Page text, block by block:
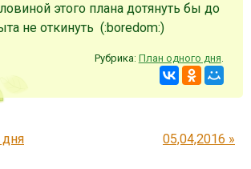
этого плана дотянуть бы до
не откинуть (:boredom:)
Рубрика: План одного дня.
дня 05,04,2016 »